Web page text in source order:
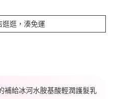
逛逛，湊免運
補給冰河水胺基酸輕潤護髮乳